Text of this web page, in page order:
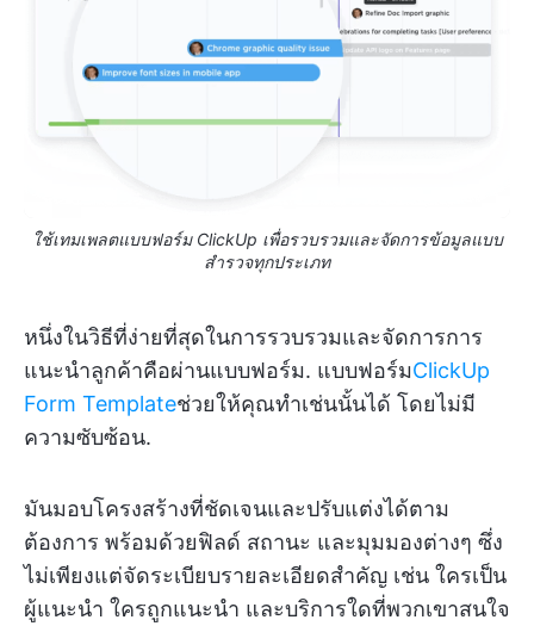
ใช้เทมเพลตแบบฟอร์ม ClickUp เพื่อรวบรวมและจัดการข้อมูลแบบ
สำรวจทุกประเภท
หนึ่งในวิธีที่ง่ายที่สุดในการรวบรวมและจัดการการ
แนะนำลูกค้าคือผ่านแบบฟอร์ม. แบบฟอร์มClickUp
Form Templateช่วยให้คุณทำเช่นนั้นได้ โดยไม่มี
ความซับซ้อน.
มันมอบโครงสร้างที่ชัดเจนและปรับแต่งได้ตาม
ต้องการ พร้อมด้วยฟิลด์ สถานะ และมุมมองต่างๆ ซึ่ง
ไม่เพียงแต่จัดระเบียบรายละเอียดสำคัญ เช่น ใครเป็น
ผู้แนะนำ ใครถูกแนะนำ และบริการใดที่พวกเขาสนใจ